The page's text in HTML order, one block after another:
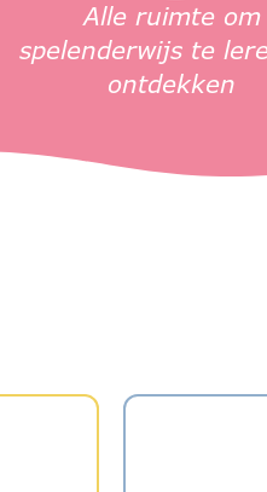
Alle ruimte om
spelenderwijs te
ontdekken